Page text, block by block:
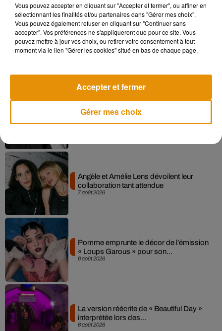
dans les registres scientifiques du zoo. Pour cette douce
vengeance, il vous en coûtera 1 livre 50.
Musique
7 août 2026
Madonna sort enfin le remix de « Love
7 août 2026
Angèle et Amélie Lens dévoilent leur
collaboration tant attendue
6 août 2026
Pomme emprunte le décor de l’émission
« Loups Garous » pour son...
6 août 2026
La version réécrite de « Beautiful Day »
interprétée lors des...
Vous pouvez accepter en cliquant sur "Accepter et fermer", ou affiner en
sélectionnant les finalités et/ou partenaires dans "Gérer mes choix".
Vous pouvez également refuser en cliquant sur "Continuer sans
accepter". Vos préférences ne s'appliqueront que pour ce site. Vous
pouvez mettre à jour vos choix, ou retirer votre consentement à tout
moment via le lien "Gérer les cookies" situé en bas de chaque page.
Gérer mes choix
Accepter et fermer